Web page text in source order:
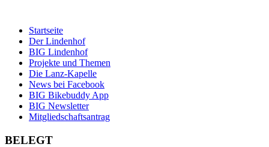
Startseite
Der Lindenhof
BIG Lindenhof
Projekte und Themen
Die Lanz-Kapelle
News bei Facebook
BIG Bikebuddy App
BIG Newsletter
Mitgliedschaftsantrag
BELEGT